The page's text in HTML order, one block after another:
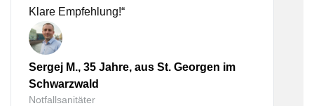
Klare Empfehlung!“
Sergej M., 35 Jahre, aus St. Georgen im
Schwarzwald
Notfallsanitäter